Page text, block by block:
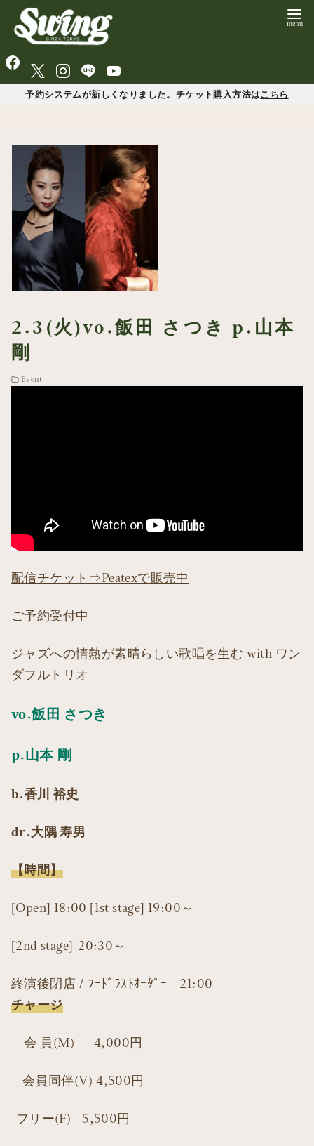
予約システムが新しくなりました。チケット購入方法はこちら
2.3(火)vo.飯田 さつき p.山本
剛
Event
配信チケット⇒Peatexで販売中
ご予約受付中
ジャズへの情熱が素晴らしい歌唱を生む with ワン
ダフルトリオ
vo.飯田 さつき
p.山本 剛
b.香川 裕史
dr.大隅 寿男
【時間】
[Open] 18:00 [1st stage] 19:00～
[2nd stage] 20:30～
終演後閉店 / ﾌｰﾄﾞﾗｽﾄｵｰﾀﾞｰ 21:00
チャージ
会 員(M) 4,000円
会員同伴(V) 4,500円
フリー(F) 5,500円